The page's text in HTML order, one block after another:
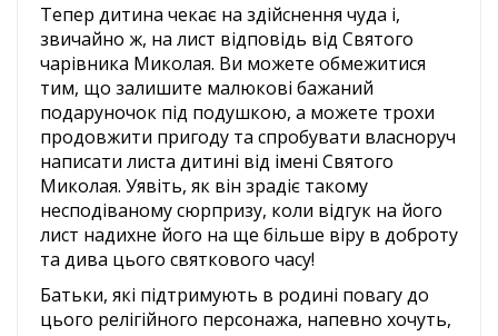
Тепер дитина чекає на здійснення чуда і,
звичайно ж, на лист відповідь від Святого
чарівника Миколая. Ви можете обмежитися
тим, що залишите малюкові бажаний
подаруночок під подушкою, а можете трохи
продовжити пригоду та спробувати власноруч
написати листа дитині від імені Святого
Миколая. Уявіть, як він зрадіє такому
несподіваному сюрпризу, коли відгук на його
лист надихне його на ще більше віру в доброту
та дива цього святкового часу!
Батьки, які підтримують в родині повагу до
цього релігійного персонажа, напевно хочуть,